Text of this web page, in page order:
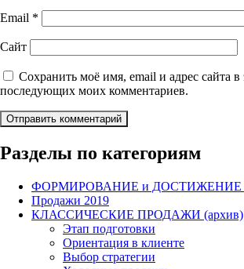
Email *
Сайт
Сохранить моё имя, email и адрес сайта в
последующих моих комментариев.
Разделы по категориям
ФОРМИРОВАНИЕ и ДОСТИЖЕНИЕ
Продажи 2019
КЛАССИЧЕСКИЕ ПРОДАЖИ (архив)
Этап подготовки
Ориентация в клиенте
Выбор стратегии